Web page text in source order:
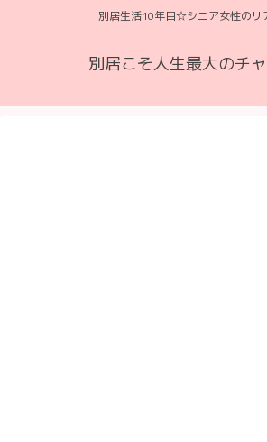
別居生活10年目☆シニア女性のリ
別居こそ人生最大のチャ